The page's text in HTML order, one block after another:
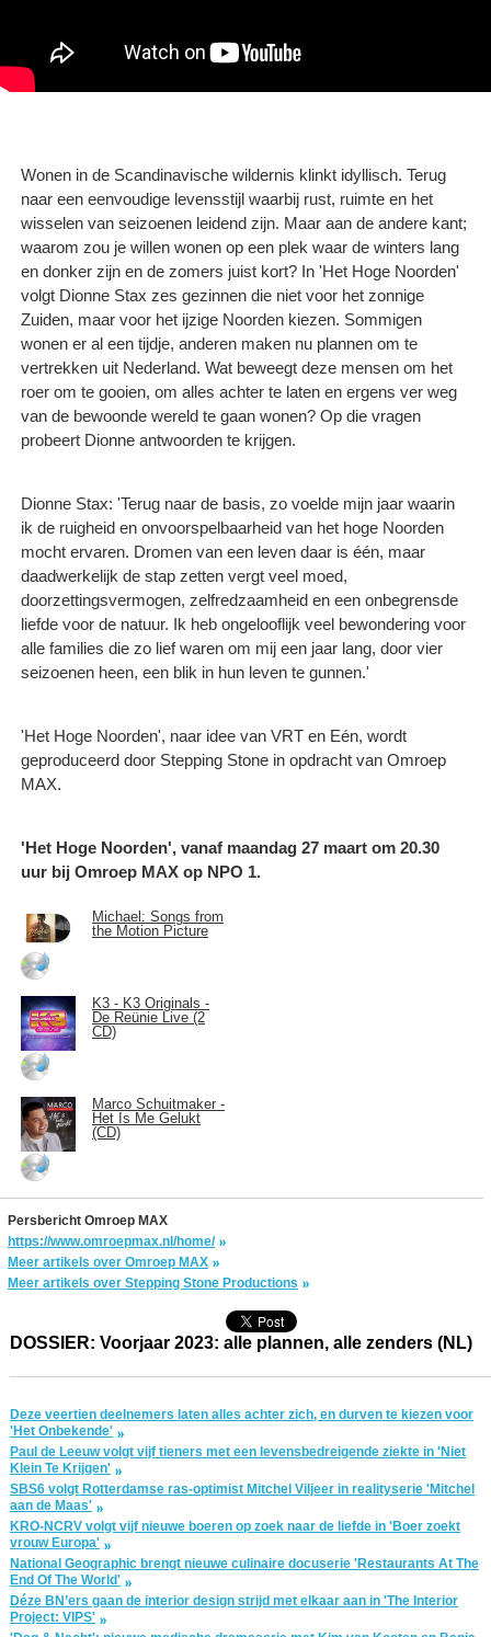
Wonen in de Scandinavische wildernis klinkt idyllisch. Terug
naar een eenvoudige levensstijl waarbij rust, ruimte en het
wisselen van seizoenen leidend zijn. Maar aan de andere kant;
waarom zou je willen wonen op een plek waar de winters lang
en donker zijn en de zomers juist kort? In 'Het Hoge Noorden'
volgt Dionne Stax zes gezinnen die niet voor het zonnige
Zuiden, maar voor het ijzige Noorden kiezen. Sommigen
wonen er al een tijdje, anderen maken nu plannen om te
vertrekken uit Nederland. Wat beweegt deze mensen om het
roer om te gooien, om alles achter te laten en ergens ver weg
van de bewoonde wereld te gaan wonen? Op die vragen
probeert Dionne antwoorden te krijgen.
Dionne Stax: 'Terug naar de basis, zo voelde mijn jaar waarin
ik de ruigheid en onvoorspelbaarheid van het hoge Noorden
mocht ervaren. Dromen van een leven daar is één, maar
daadwerkelijk de stap zetten vergt veel moed,
doorzettingsvermogen, zelfredzaamheid en een onbegrensde
liefde voor de natuur. Ik heb ongelooflijk veel bewondering voor
alle families die zo lief waren om mij een jaar lang, door vier
seizoenen heen, een blik in hun leven te gunnen.'
'Het Hoge Noorden', naar idee van VRT en Eén, wordt
geproduceerd door Stepping Stone in opdracht van Omroep
MAX.
'Het Hoge Noorden', vanaf maandag 27 maart om 20.30
uur bij Omroep MAX op NPO 1.
Michael: Songs from
the Motion Picture
K3 - K3 Originals -
De Reünie Live (2
CD)
Marco Schuitmaker -
Het Is Me Gelukt
(CD)
Persbericht Omroep MAX
https://www.omroepmax.nl/home/
Meer artikels over Omroep MAX
Meer artikels over Stepping Stone Productions
DOSSIER: Voorjaar 2023: alle plannen, alle zenders (NL)
Deze veertien deelnemers laten alles achter zich, en durven te kiezen voor
'Het Onbekende'
Paul de Leeuw volgt vijf tieners met een levensbedreigende ziekte in 'Niet
Klein Te Krijgen'
SBS6 volgt Rotterdamse ras-optimist Mitchel Viljeer in realityserie 'Mitchel
aan de Maas'
KRO-NCRV volgt vijf nieuwe boeren op zoek naar de liefde in 'Boer zoekt
vrouw Europa'
National Geographic brengt nieuwe culinaire docuserie 'Restaurants At The
End Of The World'
Déze BN’ers gaan de interior design strijd met elkaar aan in 'The Interior
Project: VIPS'